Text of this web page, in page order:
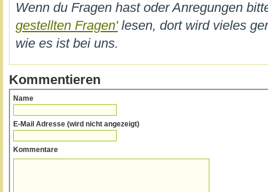
Wenn du Fragen hast oder Anregungen
gestellten Fragen'lesen, dort wird vieles
wie es ist bei uns.
Kommentieren
Name
E-Mail Adresse (wird nicht angezeigt)
Kommentare